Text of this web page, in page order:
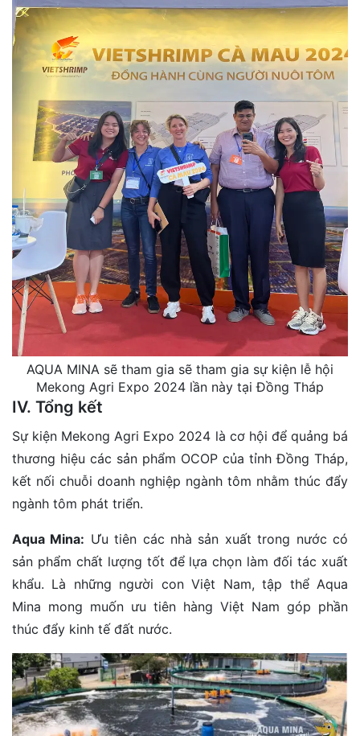
AQUA MINA sẽ tham gia sẽ tham gia sự kiện lễ hội
Mekong Agri Expo 2024 lần này tại Đồng Tháp
IV. Tổng kết
Sự kiện Mekong Agri Expo 2024 là cơ hội để quảng bá
thương hiệu các sản phẩm OCOP của tỉnh Đồng Tháp,
kết nối chuỗi doanh nghiệp ngành tôm nhằm thúc đẩy
ngành tôm phát triển.
Aqua Mina: Ưu tiên các nhà sản xuất trong nước có
sản phẩm chất lượng tốt để lựa chọn làm đối tác xuất
khẩu. Là những người con Việt Nam, tập thể Aqua
Mina mong muốn ưu tiên hàng Việt Nam góp phần
thúc đẩy kinh tế đất nước.